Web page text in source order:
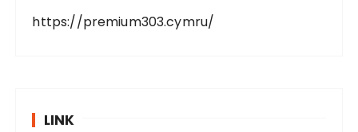
https://premium303.cymru/
LINK